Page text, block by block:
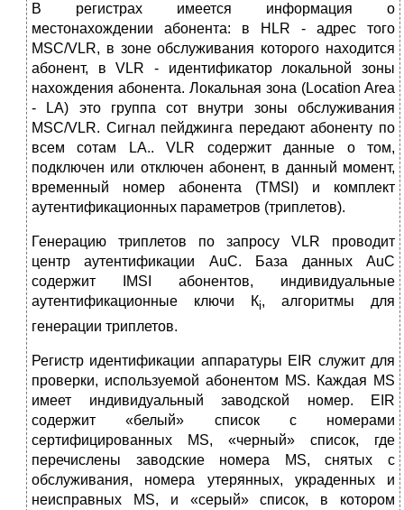
В регистрах имеется информация о
местонахождении абонента: в НLR - адрес того
МSС/VLR, в зоне обслуживания которого находится
абонент, в VLR - идентификатор локальной зоны
нахождения абонента. Локальная зона (Location Area
- LA) это группа сот внутри зоны обслуживания
МSС/VLR. Сигнал пейджинга передают абоненту по
всем сотам LA.. VLR содержит данные о том,
подключен или отключен абонент, в данный момент,
временный номер абонента (ТМSI) и комплект
аутентификационных параметров (триплетов).
Генерацию триплетов по запросу VLR проводит
центр аутентификации АuС. База данных АuС
содержит IMSI абонентов, индивидуальные
аутентификационные ключи Кi, алгоритмы для
генерации триплетов.
Регистр идентификации аппаратуры ЕIR служит для
проверки, используемой абонентом МS. Каждая МS
имеет индивидуальный заводской номер. ЕIR
содержит «белый» список с номерами
сертифицированных МS, «черный» список, где
перечислены заводские номера МS, снятых с
обслуживания, номера утерянных, украденных и
неисправных МS, и «серый» список, в котором